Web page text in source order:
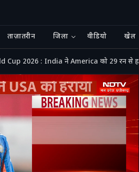
ताज़ातरीन जिला वीडियो खेल
Cup 2026 : India ने America को 29 रन से